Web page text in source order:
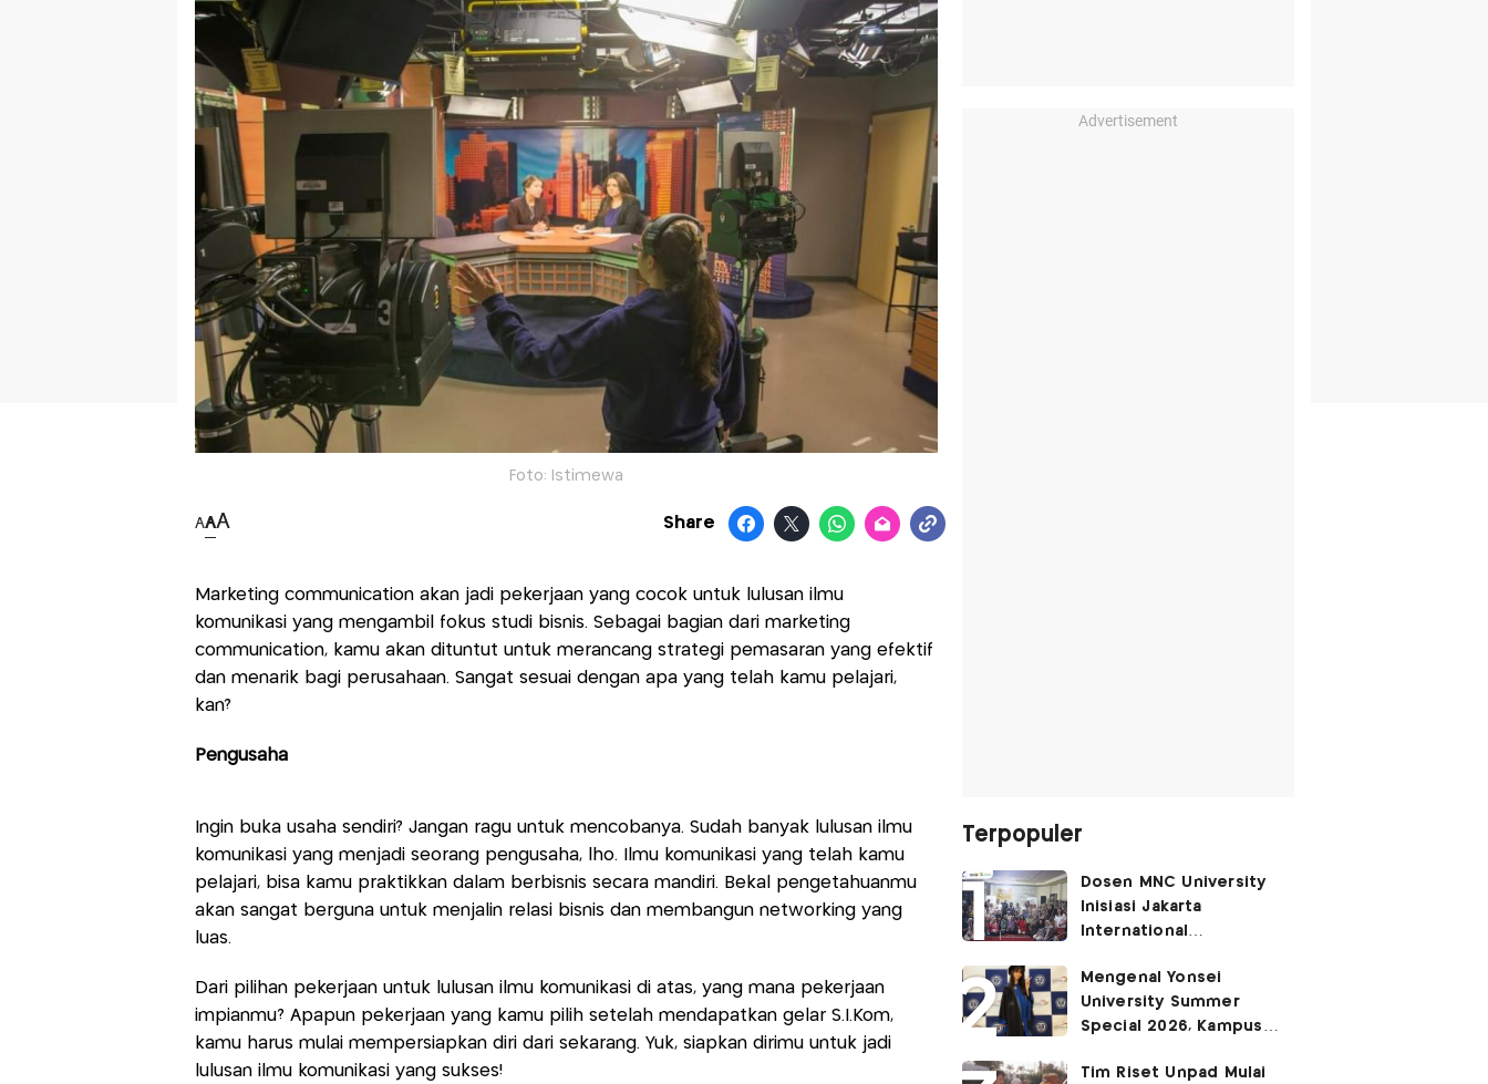
Foto: Istimewa
AAA Share
Marketing communication akan jadi pekerjaan yang cocok untuk lulusan ilmu
komunikasi yang mengambil fokus studi bisnis. Sebagai bagian dari marketing
communication, kamu akan dituntut untuk merancang strategi pemasaran yang efektif
dan menarik bagi perusahaan. Sangat sesuai dengan apa yang telah kamu pelajari,
kan?
Pengusaha
Ingin buka usaha sendiri? Jangan ragu untuk mencobanya. Sudah banyak lulusan ilmu
komunikasi yang menjadi seorang pengusaha, lho. Ilmu komunikasi yang telah kamu
pelajari, bisa kamu praktikkan dalam berbisnis secara mandiri. Bekal pengetahuanmu
akan sangat berguna untuk menjalin relasi bisnis dan membangun networking yang
luas.
Dari pilihan pekerjaan untuk lulusan ilmu komunikasi di atas, yang mana pekerjaan
impianmu? Apapun pekerjaan yang kamu pilih setelah mendapatkan gelar S.I.Kom,
kamu harus mulai mempersiapkan diri dari sekarang. Yuk, siapkan dirimu untuk jadi
lulusan ilmu komunikasi yang sukses!
Advertisement
Terpopuler
Dosen MNC University
Inisiasi Jakarta
International
Festival 2026, Hidupkan
Ruang Kota Melalui Seni
Pertunjukan
Mengenal Yonsei
University Summer
Special 2026, Kampus
yang Disebut Netizen
Tim Riset Unpad Mulai